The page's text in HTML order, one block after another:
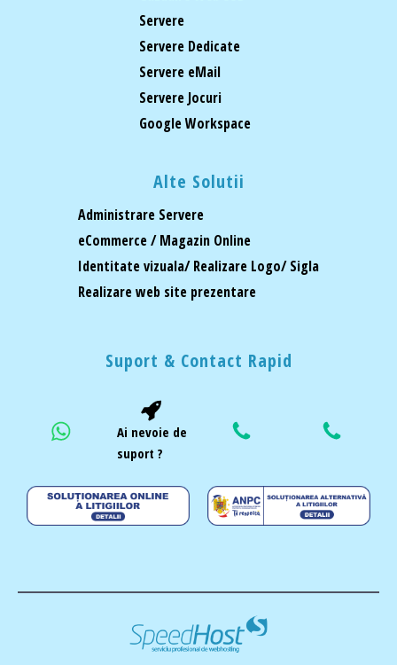
Servere
Servere Dedicate
Servere eMail
Servere Jocuri
Google Workspace
Alte Solutii
Administrare Servere
eCommerce / Magazin Online
Identitate vizuala/ Realizare Logo/ Sigla
Realizare web site prezentare
Suport & Contact Rapid
Ai nevoie de
suport ?